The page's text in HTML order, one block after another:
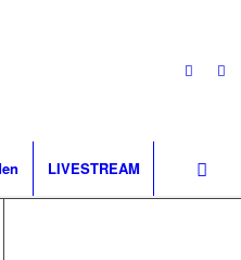
LIVESTREAM